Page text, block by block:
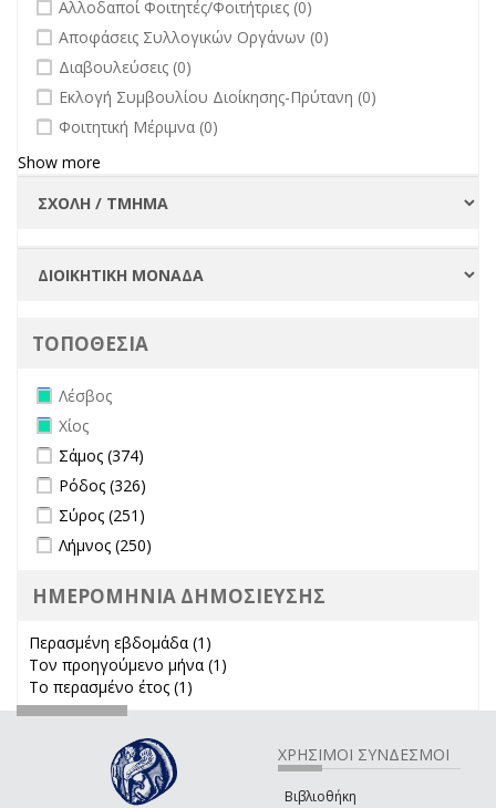
Αλλοδαποί Φοιτητές/Φοιτήτριες (0)
undefined
Αποφάσεις Συλλογικών Οργάνων (0)
undefined
Διαβουλεύσεις (0)
undefined
Εκλογή Συμβουλίου Διοίκησης-Πρύτανη (0)
undefined
Φοιτητική Μέριμνα (0)
Show more
ΤΟΠΟΘΕΣΙΑ
Remove Λέσβος filter
Λέσβος
Remove Χίος filter
Χίος
Apply Σάμος filter
Σάμος (374)
Apply Ρόδος filter
Ρόδος (326)
Apply Σύρος filter
Σύρος (251)
Apply Λήμνος filter
Λήμνος (250)
ΗΜΕΡΟΜΗΝΙΑ ΔΗΜΟΣΙΕΥΣΗΣ
Περασμένη εβδομάδα (1)
Τον προηγούμενο μήνα (1)
Το περασμένο έτος (1)
ΧΡΗΣΙΜΟΙ ΣΥΝΔΕΣΜΟΙ
Βιβλιοθήκη